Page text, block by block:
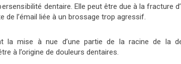
dentaire. Elle peut être due à la fracture
de l’émail liée à un brossage trop agressif.
la mise à nue d’une partie de la racine de la
à l’origine de douleurs dentaires.